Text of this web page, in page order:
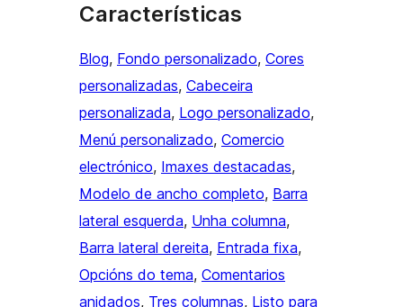
Características
Blog, Fondo personalizado, Cores
personalizadas, Cabeceira
personalizada, Logo personalizado
Menú personalizado, Comercio
electrónico, Imaxes destacadas
Modelo de ancho completo, Barra
lateral esquerda, Unha columna
Barra lateral dereita, Entrada fixa
Opcións do tema, Comentarios
anidados, Tres columnas, Listo para